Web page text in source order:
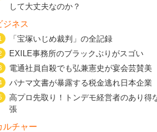
して大丈夫なのか？
ジネス
「宝塚いじめ裁判」の全記録
EXILE事務所のブラックぶりがスゴい
電通社員自殺でも弘兼憲史が宴会芸賛美
パナマ文書が暴露する税金逃れ日本企業
高プロ先取り！トンデモ経営者のあり得
張
ルチャー